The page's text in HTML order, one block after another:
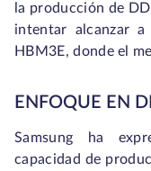
la producción de
intentar alcanzar
HBM3E, donde el
ENFOQUE EN
Samsung ha
capacidad de